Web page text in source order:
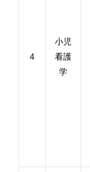
4
小児
看護
学